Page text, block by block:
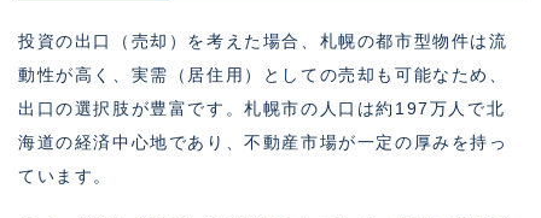
投資の出口（売却）を考えた場合、札幌の都市型物件は流
動性が高く、実需（居住用）としての売却も可能なため、
出口の選択肢が豊富です。札幌市の人口は約197万人で北
海道の経済中心地であり、不動産市場が一定の厚みを持っ
ています。